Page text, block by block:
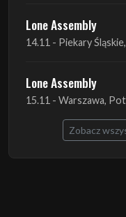
Lone Assembly
14.11 - Piekary
Lone Assembly
15.11 - Warszawa,
Zobacz